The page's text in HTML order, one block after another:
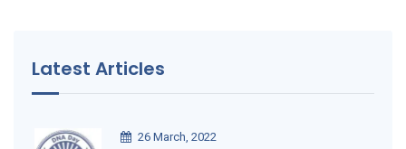
Latest Articles
26 March, 2022